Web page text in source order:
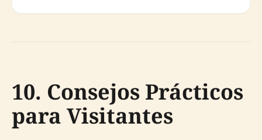
10. Consejos Prácticos
para Visitantes